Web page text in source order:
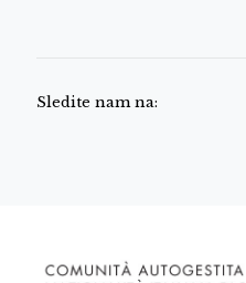
Sledite nam na: